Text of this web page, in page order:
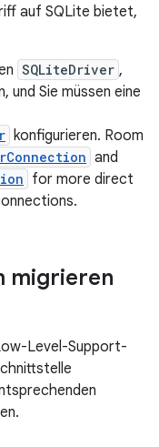
auf SQLite bietet,
SQLiteDriver ,
und Sie müssen eine
konfigurieren. Room
and
for more direct
migrieren
Level-Support-